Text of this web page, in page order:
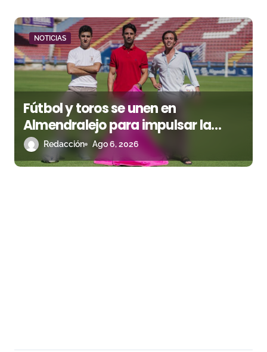
NOTICIAS
Fútbol y toros se unen en
Almendralejo para impulsar la
corrida de la Piedad
Redacción Ago 6, 2026